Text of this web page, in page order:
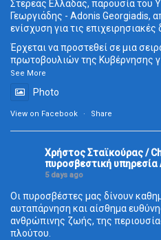
Στερεάς Ελλάδας, παρουσία του
Γεωργιάδης - Adonis Georgiadis,
ενίσχυση για τις
Έρχεται να προστεθεί σε μια
πρωτοβουλιών της Κυβέρνησης
See More
Photo
View on Facebook · Share
Χρήστος Σταϊκούρας /
πυροσβεστική υπηρεσία
5 days ago
Οι πυροσβέστες μας δίνουν
αυταπάρνηση και αίσθημα
ανθρώπινης ζωής, της
πλούτου.